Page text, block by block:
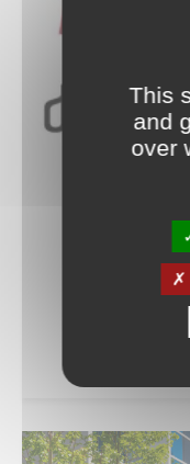
This
and
over